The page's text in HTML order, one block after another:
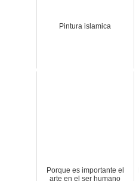
Pintura islamica
Porque es importante el
arte en el ser humano